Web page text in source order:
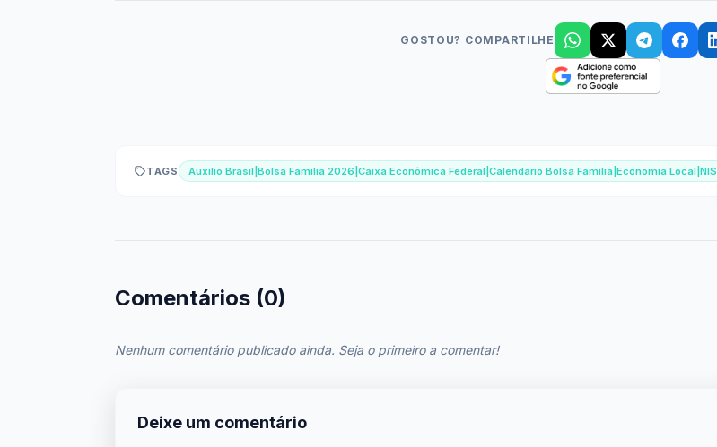
GOSTOU? COMPARTILHE
TAGS Auxílio Brasil|Bolsa Família 2026|Caixa Econômica Federal|Calendário Bolsa Família|Economia Local|NIS
Comentários (0)
Nenhum comentário publicado ainda. Seja o primeiro a comentar!
Deixe um comentário